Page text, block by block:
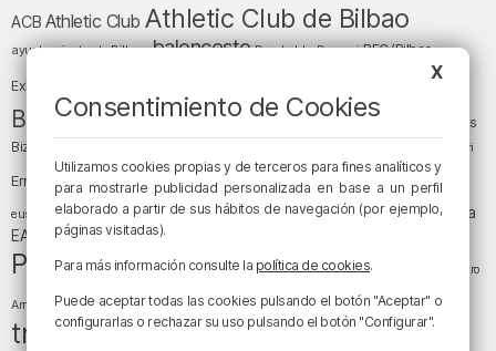
ACB Athletic Club Athletic Club de Bilbao
ayuntamiento de Bilbao baloncesto Barakaldo Basauri BEC (Bilbao
Exhibition Center) Bizkaia
Bizkaia y sus comarcas Copa del Rey cultura
Cáritas
Bizkaia
Diócesis de Bilbao el tiempo Enkarterri
Ernesto Valverde Ertzaintza Euskadi (País Vasco)
euskera fiestas fútbol Gobierno vasco juanma jubera LaLiga LaLiga
EA Sports Liga Endesa
Política religión San Mamés sociedadsucesos Teatro
Arriaga tiempotiempo atmosféricotráfico
tráfico en Bizkaia
X
Consentimiento de Cookies
Utilizamos cookies propias y de terceros para fines analíticos y
para mostrarle publicidad personalizada en base a un perfil
elaborado a partir de sus hábitos de navegación (por ejemplo,
páginas visitadas).
Para más información consulte la política de cookies.
Puede aceptar todas las cookies pulsando el botón "Aceptar" o
configurarlas o rechazar su uso pulsando el botón "Configurar".